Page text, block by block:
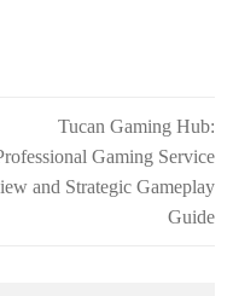
Tucan Gaming Hub:
Gaming Service
and Strategic Gameplay
Guide